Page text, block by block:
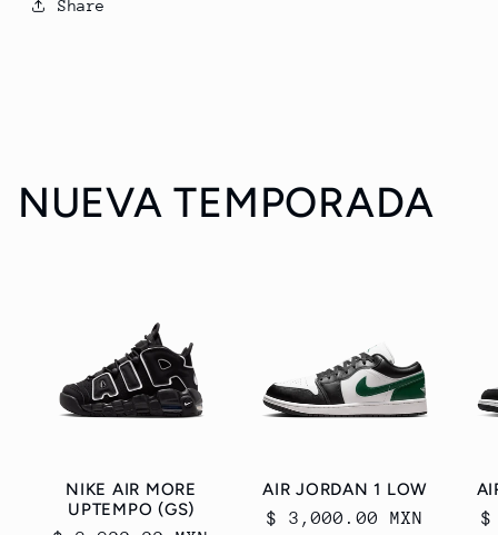
Share
NUEVA TEMPORADA
NIKE AIR MORE
UPTEMPO (GS)
AIR JORDAN 1 LOW
Precio
$ 3,000.00 MXN $